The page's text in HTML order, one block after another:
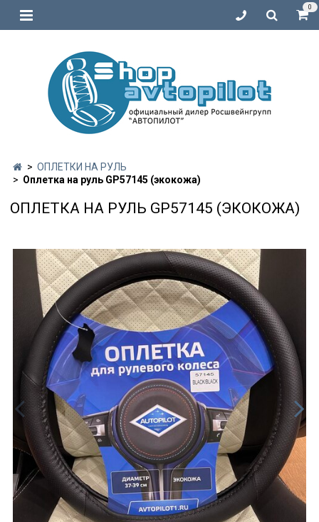
0
ОПЛЕТКИ НА РУЛЬ
Оплетка на руль GP57145 (экокожа)
ОПЛЕТКА НА РУЛЬ GP57145 (ЭКОКОЖА)